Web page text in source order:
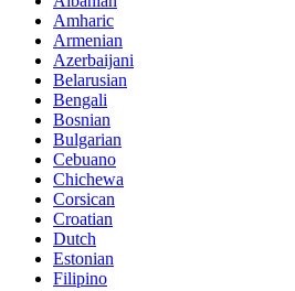
Amharic
Armenian
Azerbaijani
Belarusian
Bengali
Bosnian
Bulgarian
Cebuano
Chichewa
Corsican
Croatian
Dutch
Estonian
Filipino